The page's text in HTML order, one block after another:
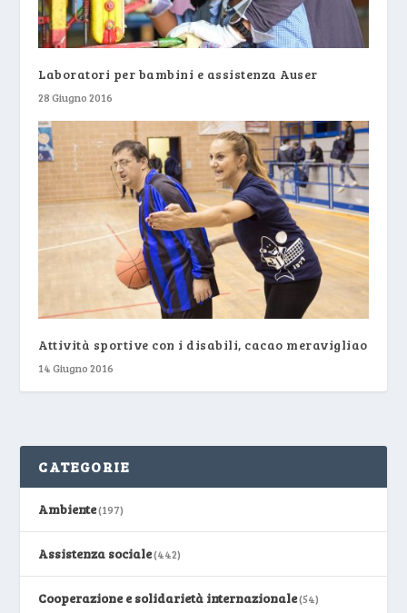
Laboratori per bambini e assistenza Auser
28 Giugno 2016
Attività sportive con i disabili, cacao meravigliao
14 Giugno 2016
CATEGORIE
Ambiente(197)
Assistenza sociale(442)
Cooperazione e solidarietà internazionale(54)